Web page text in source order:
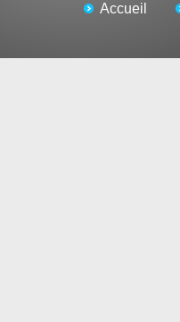
Accueil